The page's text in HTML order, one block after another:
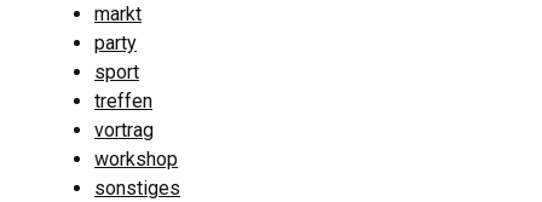
markt
party
sport
treffen
vortrag
workshop
sonstiges